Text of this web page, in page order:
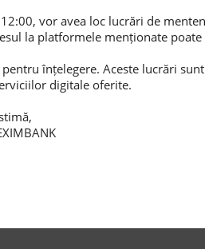
vor avea loc lucrări de
la platformele menționate
înțelegere. Aceste lucrări
digitale oferite.